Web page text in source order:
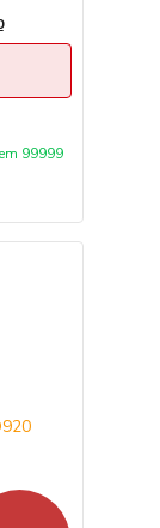
99999